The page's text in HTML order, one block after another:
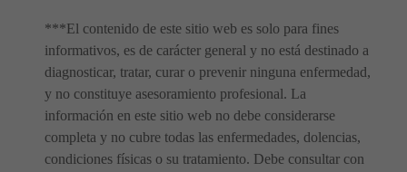
***El contenido de este sitio web es solo para fines
informativos, es de carácter general y no está destinado a
diagnosticar, tratar, curar o prevenir ninguna enfermedad,
y no constituye asesoramiento profesional. La
información en este sitio web no debe considerarse
completa y no cubre todas las enfermedades, dolencias,
condiciones físicas o su tratamiento. Debe consultar con